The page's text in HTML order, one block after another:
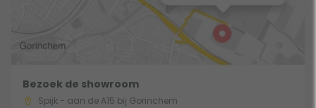
Bezoek de showroom
Spijk - aan de A15 bij Gorinchem